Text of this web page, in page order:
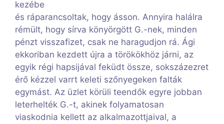
kezébe
és ráparancsoltak, hogy ásson. Annyira halálra
rémült, hogy sírva könyörgött G.-nek, minden
pénzt visszafizet, csak ne haragudjon rá. Ági
ekkoriban kezdett újra a törökökhöz járni, az
egyik régi hapsijával feküdt össze, sokszázezret
érő kézzel varrt keleti szőnyegeken falták
egymást. Az üzlet körüli teendők egyre jobban
leterhelték G.-t, akinek folyamatosan
viaskodnia kellett az alkalmazottjaival, a